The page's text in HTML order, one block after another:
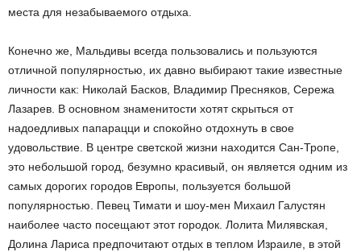
места для незабываемого отдыха.
Конечно же, Мальдивы всегда пользовались и пользуются
отличной популярностью, их давно выбирают такие известные
личности как: Николай Басков, Владимир Пресняков, Сережа
Лазарев. В основном знаменитости хотят скрыться от
надоедливых папарацци и спокойно отдохнуть в свое
удовольствие. В центре светской жизни находится Сан-Тропе,
это небольшой город, безумно красивый, он является одним из
самых дорогих городов Европы, пользуется большой
популярностью. Певец Тимати и шоу-мен Михаил Галустян
наиболее часто посещают этот городок. Лолита Милявская,
Долина Лариса предпочитают отдых в теплом Израиле, в этой